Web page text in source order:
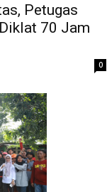
Petugas
70 Jam
0